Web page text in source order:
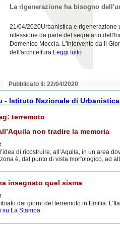
La rigenerazione ha bisogno
21/04/2020Urbanistica e rigenerazione
riflessione da parte del segretario
Domenico Moccia. L'intervento da il
dell'architettura Leggi tutto
Pubblicato il: 22/04/2020
- Istituto Nazionale di Urbanistica
terremoto
non tradire la memoria
di ricostruire, all’Aquila, in un’area
è, dal punto di vista morfologico, ad
insegnato quel sisma
dai giorni del terremoto in Emilia.
su La Stampa